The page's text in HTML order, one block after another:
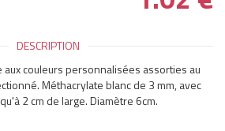
DESCRIPTION
couleurs personnalisées assorties au
Méthacrylate blanc de 3 mm, avec
2 cm de large. Diamètre 6cm.